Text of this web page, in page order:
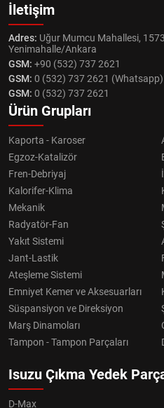
İletişim
Adres: Uğur Mumcu Mahallesi,
Yenimahalle/Ankara
GSM: +90 (532) 737 2621
GSM: 0 (532) 737 2621 (Whatsapp)
GSM: 0 (532) 737 2621
Ürün Grupları
Kaporta - Karoser
Egzoz-Katalizör
Fren-Debriyaj
Kalorifer-Klima
Mekanik
Radyatör-Fan
Yakıt Sistemi
Jant-Lastik
Ateşleme Sistemi
Emniyet Kemer ve Aksesuarları
Süspansiyon ve Direksiyon
Marş Dinamoları
Tampon - Tampon Parçaları
Isuzu Çıkma Yedek
D-Max